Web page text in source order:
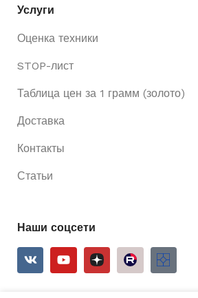
Услуги
Оценка техники
STOP-лист
Таблица цен за 1 грамм (золото)
Доставка
Контакты
Статьи
Наши соцсети